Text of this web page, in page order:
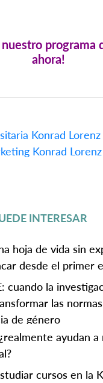
nuestro programa
ahora!
Konrad Lorenz
Konrad Lorenz
INTERESAR
hoja de vida sin
desde el primer
cuando la
las
de género
ayudan
cursos en la